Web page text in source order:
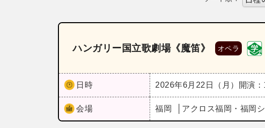
ハンガリー国立歌劇場《魔笛》 オペラ
日時 2026年6月22日（月） 開演
会場 福岡 アクロス福岡・福岡